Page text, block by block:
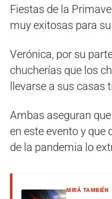
Fiestas de la
muy exitosas para
Verónica, por su
chucherías que los
llevarse a sus casas
Ambas aseguran
en este evento y que
de la pandemia lo
MIRÁ TAMBIÉN